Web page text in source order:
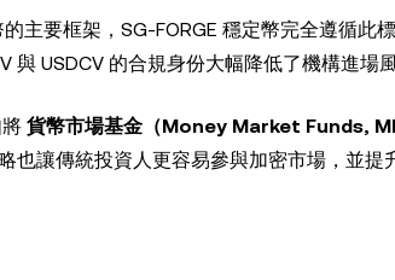
主要框架，SG-FORGE 穩定幣完全遵循此
與 USDCV 的合規身份大幅降低了機構進場風
貨幣市場基金（Money Market Funds,
也讓傳統投資人更容易參與加密市場，並提